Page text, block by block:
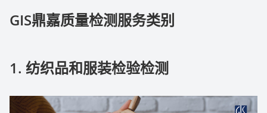
GIS鼎嘉质量检测服务类别
1. 纺织品和服装检验检测